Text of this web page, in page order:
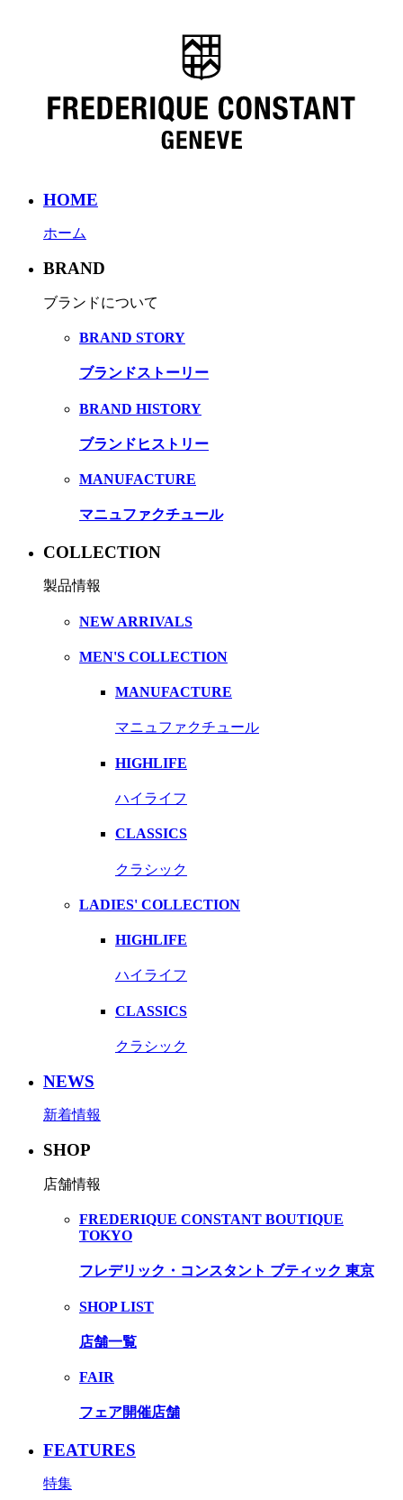
HOME
ホーム
BRAND
ブランドについて
BRAND STORY
ブランドストーリー
BRAND HISTORY
ブランドヒストリー
MANUFACTURE
マニュファクチュール
COLLECTION
製品情報
NEW ARRIVALS
MEN'S COLLECTION
MANUFACTURE
マニュファクチュール
HIGHLIFE
ハイライフ
CLASSICS
クラシック
LADIES' COLLECTION
HIGHLIFE
ハイライフ
CLASSICS
クラシック
NEWS
新着情報
SHOP
店舗情報
FREDERIQUE CONSTANT BOUTIQUE
TOKYO
フレデリック・コンスタント ブティック 東京
SHOP LIST
店舗一覧
FAIR
フェア開催店舗
FEATURES
特集